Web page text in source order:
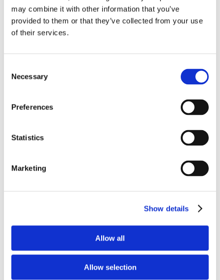
may combine it with other information that you’ve
provided to them or that they’ve collected from your use
of their services.
Selection
Necessary
Preferences
Statistics
Marketing
Show details
Allow all
Allow selection
Concluso braccio di ferro tra CNF e Ordine di
Roma, cambiano le regole
"Il fallimento delle
società pubbliche":
martedì 10
Cassazione
Appuntamento molto interessante a Roma,